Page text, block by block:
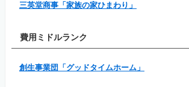
三英堂商事「家族の家ひまわり」
費用ミドルランク
創生事業団「グッドタイムホーム」